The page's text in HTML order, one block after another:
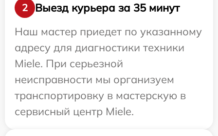
2
Выезд курьера за 35 минут
Наш мастер приедет по указанному
адресу для диагностики техники
Miele. При серьезной
неисправности мы организуем
транспортировку в мастерскую в
сервисный центр Miele.